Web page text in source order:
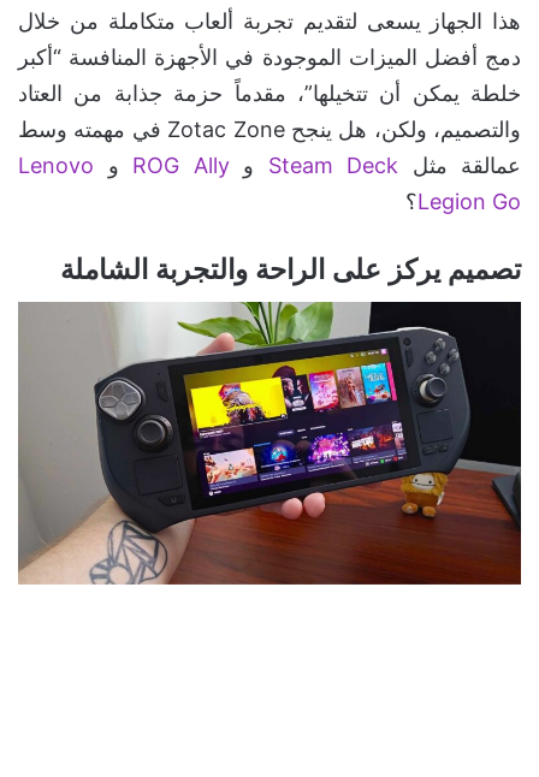
هذا الجهاز يسعى لتقديم تجربة ألعاب متكاملة من خلال
دمج أفضل الميزات الموجودة في الأجهزة المنافسة “أكبر
خلطة يمكن أن تتخيلها”، مقدماً حزمة جذابة من العتاد
والتصميم، ولكن، هل ينجح Zotac Zone في مهمته وسط
عمالقة مثل Steam Deck وROG Ally و Lenovo
Legion Go؟
تصميم يركز على الراحة والتجربة الشاملة